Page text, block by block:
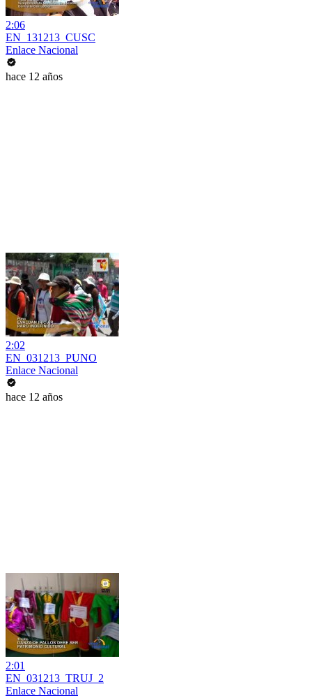
2:06
EN_131213_CUSC
Enlace Nacional
hace 12 años
2:02
EN_031213_PUNO
Enlace Nacional
hace 12 años
2:01
EN_031213_TRUJ_2
Enlace Nacional